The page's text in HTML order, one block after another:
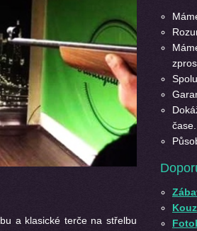
a klasické terče na střelbu
čase.